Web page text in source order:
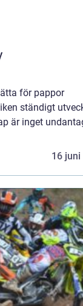
för pappor
ständigt
är inget
16 juni